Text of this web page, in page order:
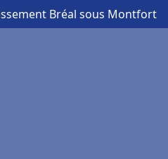
Bréal sous Montfort